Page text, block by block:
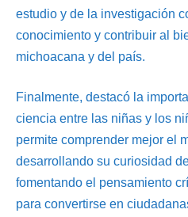
estudio y de la investigación
conocimiento y contribuir al
michoacana y del país.
Finalmente, destacó la
ciencia entre las niñas y los
permite comprender mejor el
desarrollando su curiosidad
fomentando el pensamiento
para convertirse en